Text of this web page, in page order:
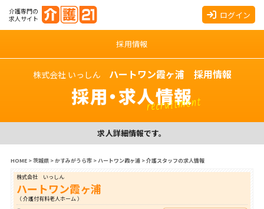
介護専門の
求人サイト
ログイン
採用情報
株式会社 いっしん ハートワン霞ヶ浦 採用情報
採用・求人情報
recruitment
求人詳細情報です。
HOME>茨城県>かすみがうら市>ハートワン霞ヶ浦>介護スタッフの求人情報
株式会社 いっしん
ハートワン霞ヶ浦
（ 介護付有料老人ホーム ）